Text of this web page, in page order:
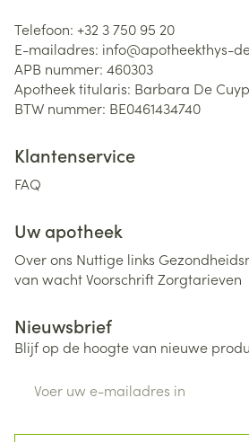
Telefoon: +32 3 750 95 20
E-mailadres: info@apotheekthys-
APB nummer: 460303
Apotheek titularis: Barbara De
BTW nummer: BE0461434740
Klantenservice
FAQ
Uw apotheek
Over ons Nuttige links
van wachtVoorschriftZorgtarieven
Nieuwsbrief
Blijf op de hoogte van nieuwe